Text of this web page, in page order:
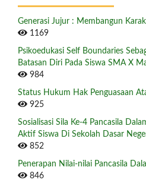
Generasi Jujur : Membangun
1169
Psikoedukasi Self Boundaries
Batasan Diri Pada Siswa SMA X
984
Status Hukum Hak Penguasaan
925
Sosialisasi Sila Ke-4 Pancasila
Aktif Siswa Di Sekolah Dasar
852
Penerapan Nilai-nilai Pancasila
846